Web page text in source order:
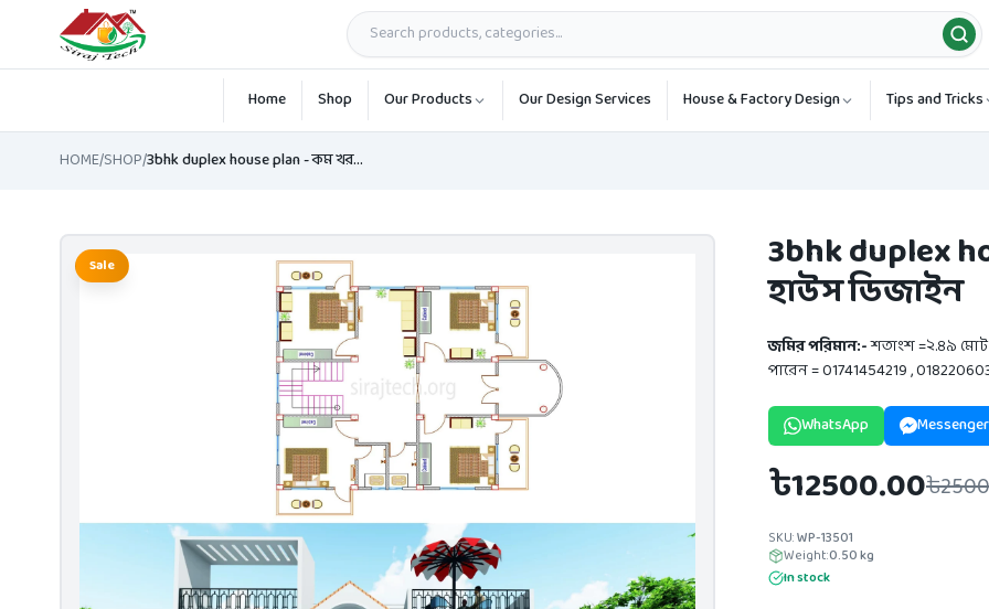
Skip to main content
Home Shop Our Products Our Design Services House & Factory Design Tips and Tricks
HOME/SHOP/ 3bhk duplex house plan - কম খরচে ডুপ্লেক্স হাউস ডিজাইন
Sale 3bhk duplex
হাউস ডিজাইন
জমির পরিমান:-শতাংশ =২.৪৯
পারেন = 01741454219 ,
WhatsApp Messenger
৳12500.00
SKU:WP-13501
Weight:0.50kg
In stock